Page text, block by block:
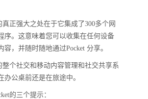
真正强大之处在于它集成了300多个网
序。这意味着您可以收集在任何设备
容，并随时随地通过Pocket 分享。
整个社交和移动内容管理和社交共享系
办公桌前还是在旅途中。
的三个提示：